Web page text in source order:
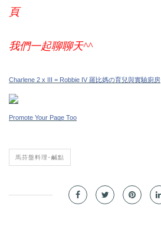
頁
我們一起聊聊天^^
Charlene 2 x III = Robbie IV 羅比媽の育兒與實驗廚房
Promote Your Page Too
馬芬盤料理-鹹點